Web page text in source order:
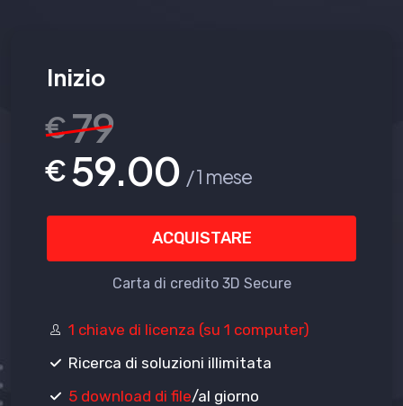
Inizio
€79
€59.00 / 1 mese
ACQUISTARE
Carta di credito 3D Secure
1 chiave di licenza (su 1 computer)
Ricerca di soluzioni illimitata
5 download di file/al giorno